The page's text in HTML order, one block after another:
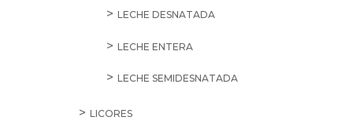
LECHE DESNATADA
LECHE ENTERA
LECHE SEMIDESNATADA
LICORES